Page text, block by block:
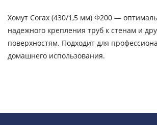
Хомут Corax (430/1,5 мм) Ф200 —
надежного крепления труб к стенам и
поверхностям. Подходит для
домашнего использования.